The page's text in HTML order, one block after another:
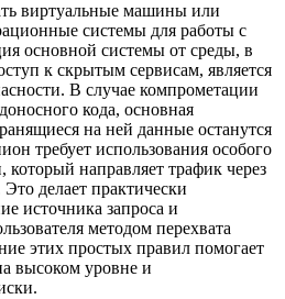
виртуальные машины или
системы для работы с
основной системы от среды, в
к скрытым сервисам, является
В случае компрометации
кода, основная
на ней данные останутся
требует использования особого
направляет трафик через
делает практически
источника запроса и
методом перехвата
этих простых правил помогает
высоком уровне и